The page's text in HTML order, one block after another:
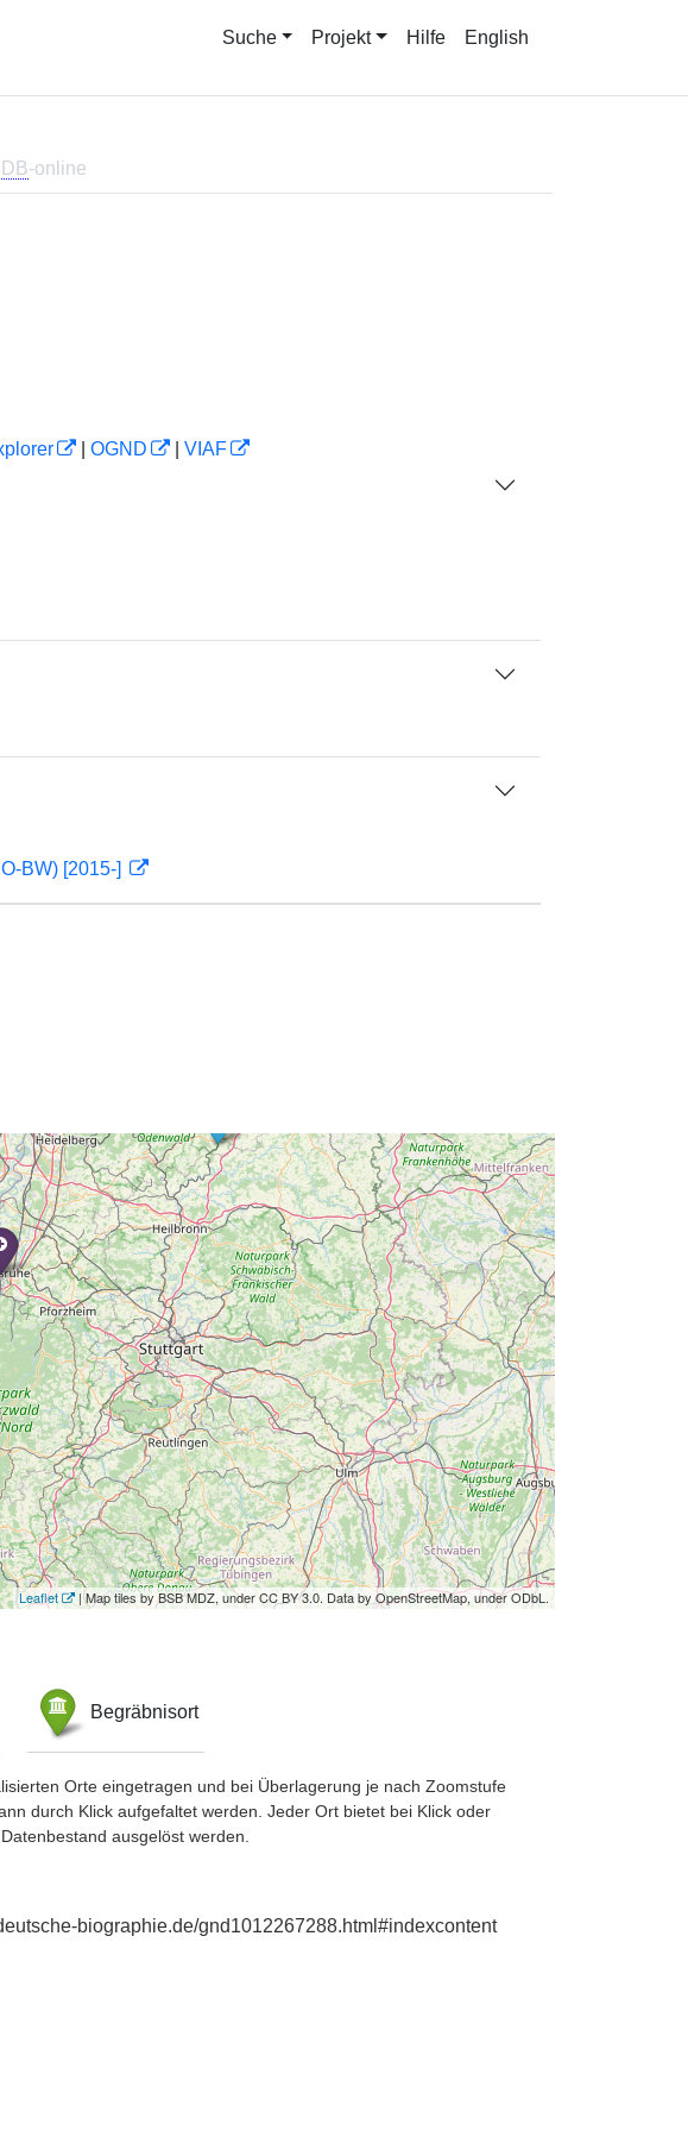
Suche Projekt Hilfe English
-online
OGND
VIAF
BW) [2015-]
Leaflet | Map tiles by BSB MDZ, under CC BY 3.0. Data by OpenStreetMap, under ODbL.
Begräbnisort
Orte eingetragen und bei Überlagerung je nach Zoomstufe
durch Klick aufgefaltet werden. Jeder Ort bietet bei Klick oder
ausgelöst werden.
biographie.de/gnd1012267288.html#indexcontent